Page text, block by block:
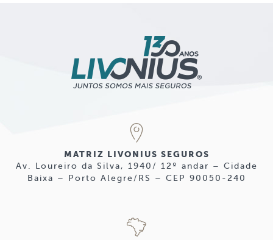
MATRIZ LIVONIUS SEGUROS
Av. Loureiro da Silva, 1940/ 12º andar – Cidade
Baixa – Porto Alegre/RS – CEP 90050-240